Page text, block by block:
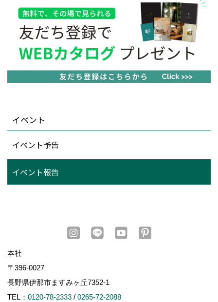
イベント
イベント予告
イベント報告
本社
〒396-0027
長野県伊那市ますみヶ丘7352-1
TEL： 0120-78-2333 / 0265-72-2088